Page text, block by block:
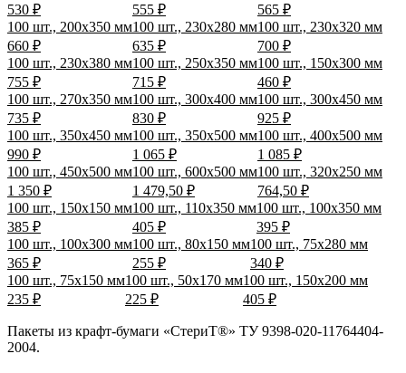
530 ₽
555 ₽
565 ₽
100 шт., 200х350 мм
660 ₽
100 шт., 230х280 мм
635 ₽
100 шт., 230х320 мм
700 ₽
100 шт., 230х380 мм
755 ₽
100 шт., 250х350 мм
715 ₽
100 шт., 150х300 мм
460 ₽
100 шт., 270х350 мм
735 ₽
100 шт., 300х400 мм
830 ₽
100 шт., 300х450 мм
925 ₽
100 шт., 350х450 мм
990 ₽
100 шт., 350х500 мм
1 065 ₽
100 шт., 400х500 мм
1 085 ₽
100 шт., 450х500 мм
1 350 ₽
100 шт., 600х500 мм
1 479,50 ₽
100 шт., 320х250 мм
764,50 ₽
100 шт., 150х150 мм
385 ₽
100 шт., 110х350 мм
405 ₽
100 шт., 100х350 мм
395 ₽
100 шт., 100х300 мм
365 ₽
100 шт., 80х150 мм
255 ₽
100 шт., 75х280 мм
340 ₽
100 шт., 75х150 мм
235 ₽
100 шт., 50х170 мм
225 ₽
100 шт., 150х200 мм
405 ₽
Пакеты из крафт-бумаги «СтериТ®» ТУ 9398-020-11764404-
2004.